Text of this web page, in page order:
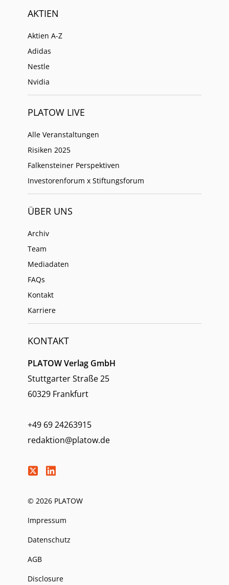
AKTIEN
Aktien A-Z
Adidas
Nestle
Nvidia
PLATOW LIVE
Alle Veranstaltungen
Risiken 2025
Falkensteiner Perspektiven
Investorenforum x Stiftungsforum
ÜBER UNS
Archiv
Team
Mediadaten
FAQs
Kontakt
Karriere
KONTAKT
PLATOW Verlag GmbH
Stuttgarter Straße 25
60329 Frankfurt
+49 69 24263915
redaktion@platow.de
© 2026 PLATOW
Impressum
Datenschutz
AGB
Disclosure